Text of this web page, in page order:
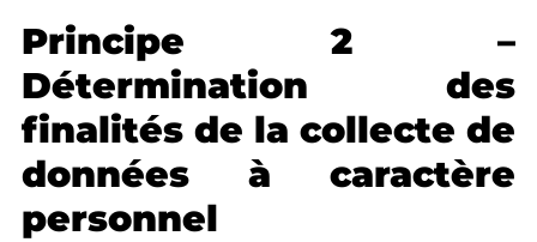
Principe 2 –
Détermination des
finalités de la collecte de
données à caractère
personnel